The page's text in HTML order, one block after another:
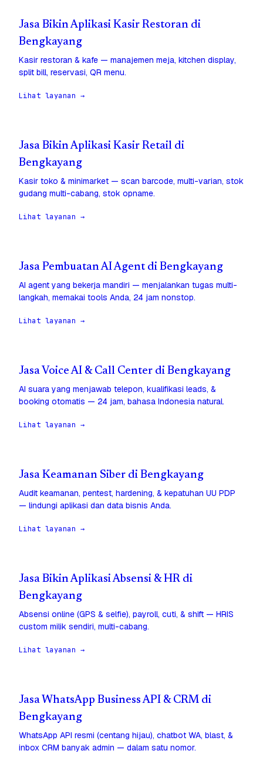
Jasa Bikin Aplikasi Kasir Restoran di
Bengkayang
Kasir restoran & kafe — manajemen meja, kitchen display,
split bill, reservasi, QR menu.
Lihat layanan →
Jasa Bikin Aplikasi Kasir Retail di
Bengkayang
Kasir toko & minimarket — scan barcode, multi-varian, stok
gudang multi-cabang, stok opname.
Lihat layanan →
Jasa Pembuatan AI Agent di Bengkayang
AI agent yang bekerja mandiri — menjalankan tugas multi-
langkah, memakai tools Anda, 24 jam nonstop.
Lihat layanan →
Jasa Voice AI & Call Center di Bengkayang
AI suara yang menjawab telepon, kualifikasi leads, &
booking otomatis — 24 jam, bahasa Indonesia natural.
Lihat layanan →
Jasa Keamanan Siber di Bengkayang
Audit keamanan, pentest, hardening, & kepatuhan UU PDP
— lindungi aplikasi dan data bisnis Anda.
Lihat layanan →
Jasa Bikin Aplikasi Absensi & HR di
Bengkayang
Absensi online (GPS & selfie), payroll, cuti, & shift — HRIS
custom milik sendiri, multi-cabang.
Lihat layanan →
Jasa WhatsApp Business API & CRM di
Bengkayang
WhatsApp API resmi (centang hijau), chatbot WA, blast, &
inbox CRM banyak admin — dalam satu nomor.